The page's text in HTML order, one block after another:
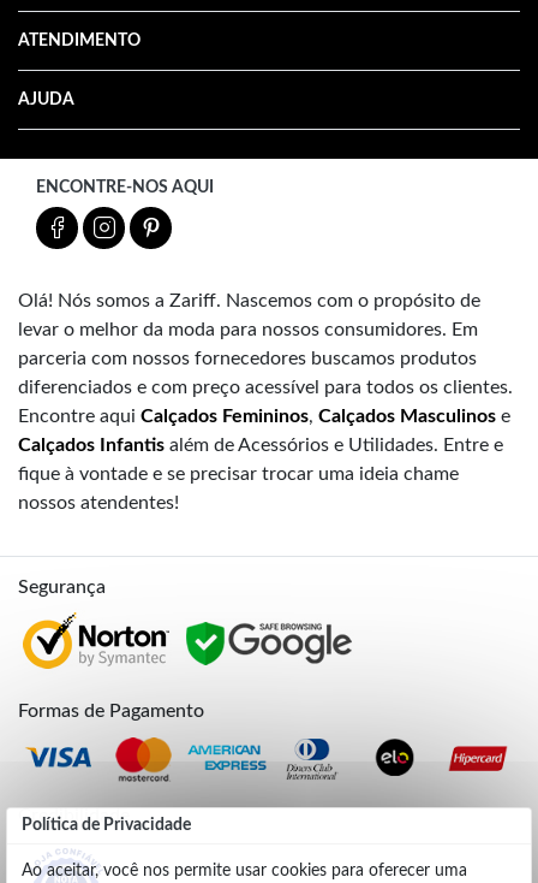
Política de Privacidade
Ao aceitar, você nos permite usar cookies para oferecer uma
ATENDIMENTO
AJUDA
ENCONTRE-NOS AQUI
Olá! Nós somos a Zariff. Nascemos com o propósito de
levar o melhor da moda para nossos consumidores. Em
parceria com nossos fornecedores buscamos produtos
diferenciados e com preço acessível para todos os clientes.
Encontre aqui Calçados Femininos, Calçados Masculinos e
Calçados Infantis além de Acessórios e Utilidades. Entre e
fique à vontade e se precisar trocar uma ideia chame
nossos atendentes!
Segurança
Formas de Pagamento
Credibilidade